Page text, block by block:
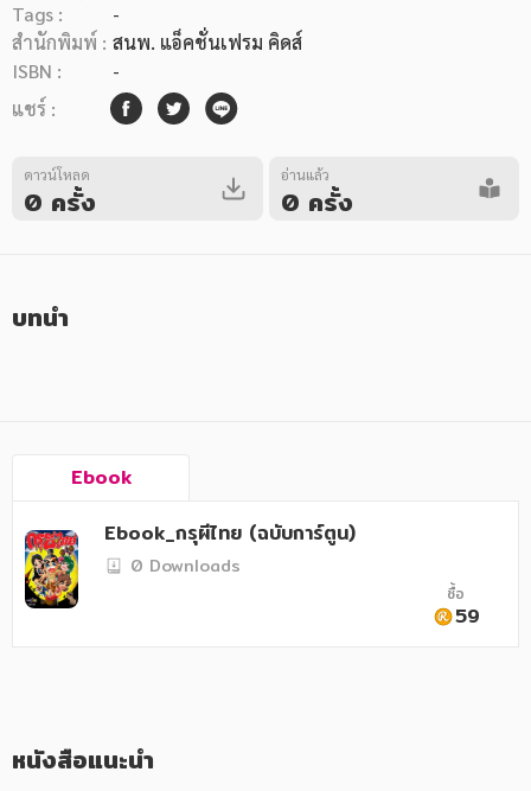
หมวดหมู่หนังสือ
หมวดหมู่ยอดนิยม
หนังสือออกใหม่ หนังสือยอดนิยม หนังสือเช่า
สังคม วัฒนธรรม การปกครอง ศาสนาและปรัชญา
ศาสนา และปรัชญา
กฎหมาย สัญญา ภาษี
วรรณกรรม
Tags :
-
สำนักพิมพ์ : สนพ. แอ็คชั่นเฟรม คิดส์
ISBN :
-
แชร์ :
ดาวน์โหลด
0 ครั้ง
อ่านแล้ว
0 ครั้ง
บทนำ
Ebook
Ebook_กรุผีไทย (ฉบับการ์ตูน)
0 Downloads
ซื้อ
59
หนังสือแนะนำ